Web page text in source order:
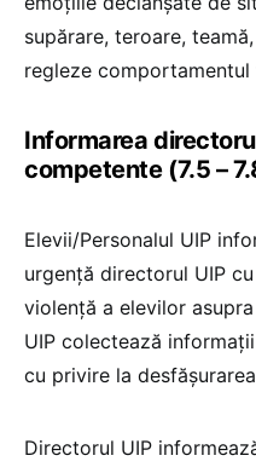
supărare, teroare,
regleze
Informarea
competente (7.5 –
Elevii/Personalul UIP
urgență directorul UIP
violență a elevilor
UIP colectează
cu privire la
Directorul UIP